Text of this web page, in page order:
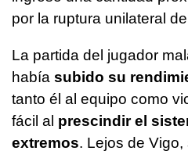
por la ruptura unilateral
La partida del jugador
había subido su
tanto él al equipo como
fácil al prescindir el
extremos. Lejos de